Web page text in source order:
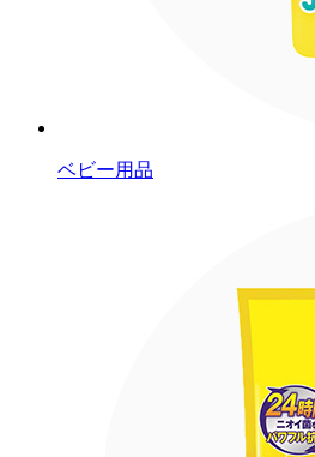
ベビー用品